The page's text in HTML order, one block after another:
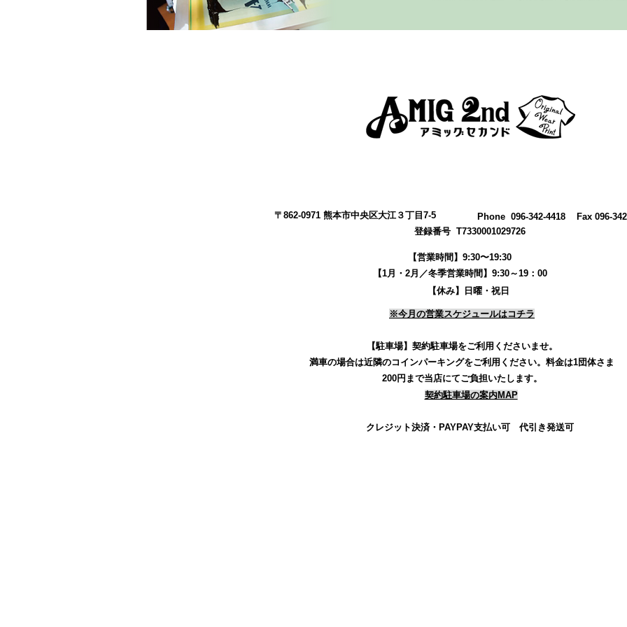
〒862-0971 熊本市中央区大江３丁目7-5
登録番号 T7330001029726
​Phone 096-342-4418 Fax 096-
【営業時間】9:30〜19:30
【1月・2月／冬季営業時間】9:30～19：00
【休み】日曜・祝日
※今月の営業スケジュールはコチラ
【駐車場】契約駐車場をご利用くださいませ。
満車の場合は近隣のコインパーキングをご利用ください。 料金は1団体さま
200円まで当店にてご負担いたします。
契約駐車場の案内MAP
クレジット決済・PAYPAY支払い可 代引き発送可